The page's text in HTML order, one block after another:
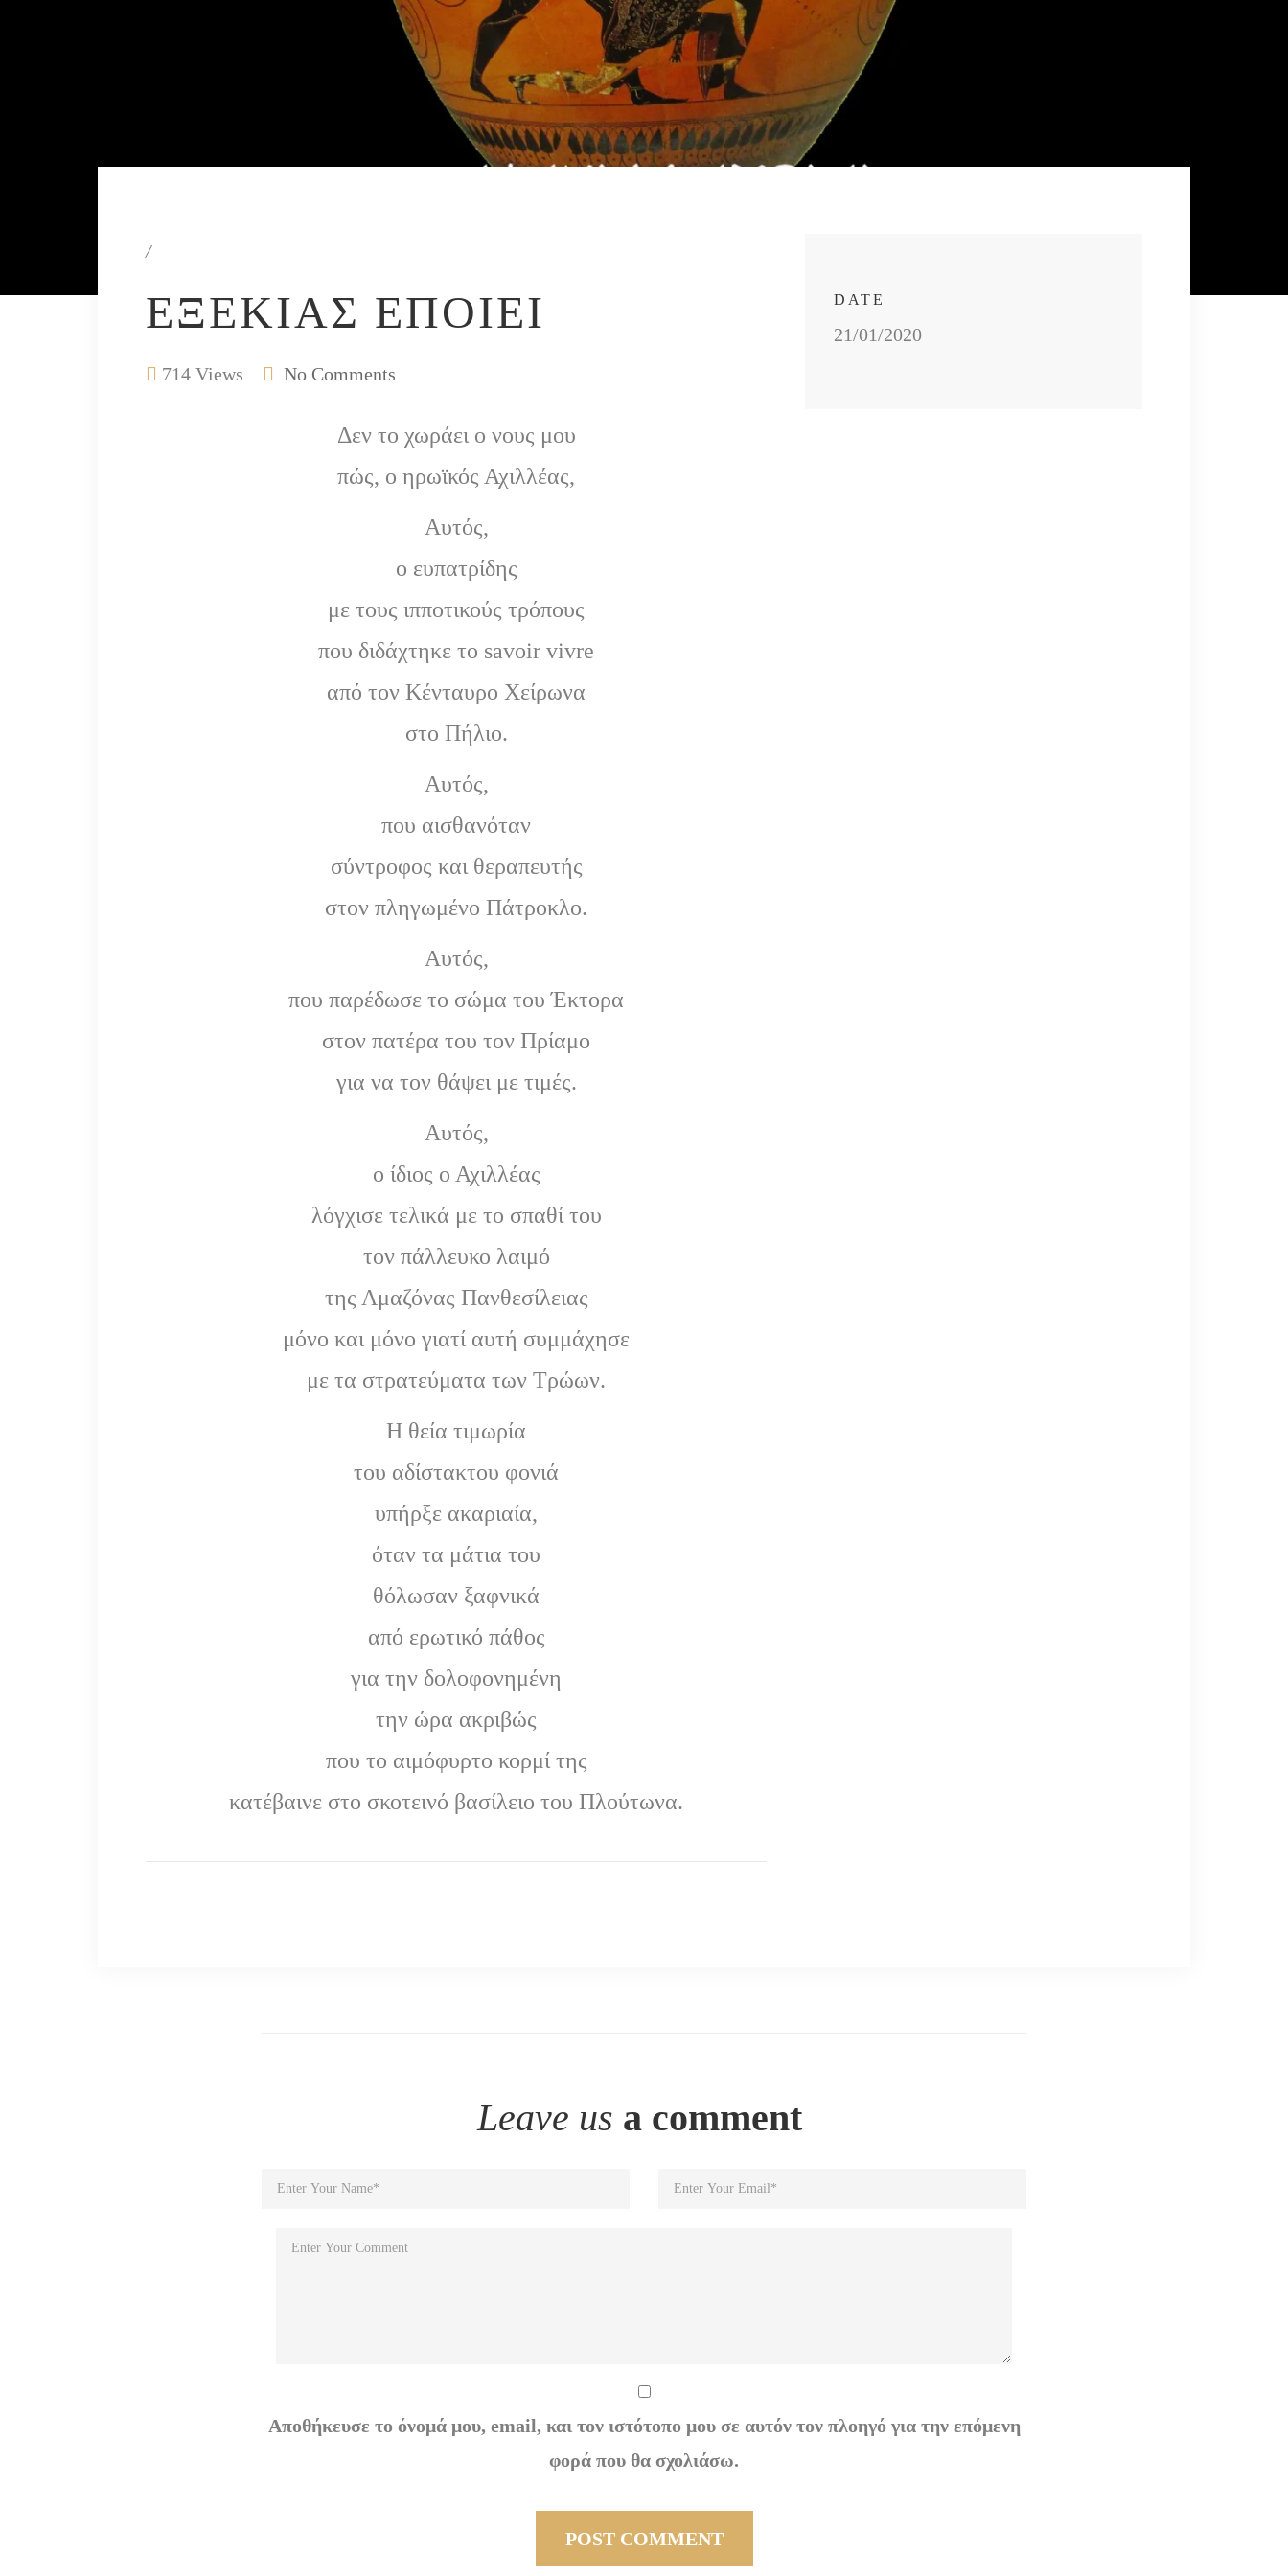
/
ΕΞΕΚΊΑΣ ΕΠΟΊΕΙ
714 Views No Comments
Δεν το χωράει ο νους μου
πώς, ο ηρωϊκός Αχιλλέας,
Αυτός,
ο ευπατρίδης
με τους ιπποτικούς τρόπους
που διδάχτηκε το savoir vivre
από τον Κένταυρο Χείρωνα
στο Πήλιο.
Αυτός,
που αισθανόταν
σύντροφος και θεραπευτής
στον πληγωμένο Πάτροκλο.
Αυτός,
που παρέδωσε το σώμα του Έκτορα
στον πατέρα του τον Πρίαμο
για να τον θάψει με τιμές.
Αυτός,
ο ίδιος ο Αχιλλέας
λόγχισε τελικά με το σπαθί του
τον πάλλευκο λαιμό
της Αμαζόνας Πανθεσίλειας
μόνο και μόνο γιατί αυτή συμμάχησε
με τα στρατεύματα των Τρώων.
Η θεία τιμωρία
του αδίστακτου φονιά
υπήρξε ακαριαία,
όταν τα μάτια του
θόλωσαν ξαφνικά
από ερωτικό πάθος
για την δολοφονημένη
την ώρα ακριβώς
που το αιμόφυρτο κορμί της
κατέβαινε στο σκοτεινό βασίλειο του Πλούτωνα.
DATE
21/01/2020
Leave us a comment
Αποθήκευσε το όνομά μου, email, και τον ιστότοπο μου σε αυτόν τον πλοηγό για την επόμενη
φορά που θα σχολιάσω.